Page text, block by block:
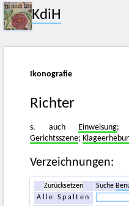
KdiH
Ikonografie
Richter
s. auch Einweisung
Gerichtsszene;
Verzeichnungen:
Zurücksetzen Suche
Alle Spalten